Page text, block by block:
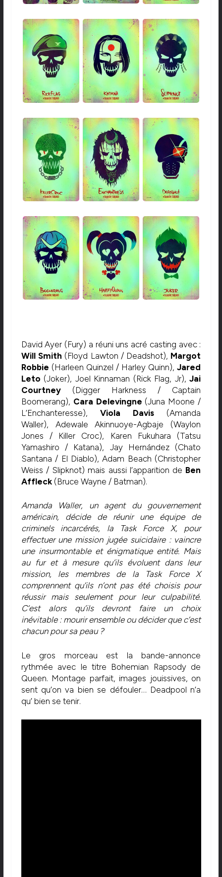
David Ayer (Fury) a réuni uns acré casting avec :
Will Smith (Floyd Lawton / Deadshot), Margot
Robbie (Harleen Quinzel / Harley Quinn),Jared
Leto (Joker), Joel Kinnaman (Rick Flag, Jr),Jai
Courtney(Digger Harkness / Captain
Boomerang), Cara Delevingne (Juna Moone /
L’Enchanteresse), Viola Davis (Amanda
Waller), Adewale Akinnuoye-Agbaje (Waylon
Jones / Killer Croc), Karen Fukuhara (Tatsu
Yamashiro / Katana), Jay Hernández (Chato
Santana / El Diablo), Adam Beach (Christopher
Weiss / Slipknot) mais aussi l’apparition de Ben
Affleck(Bruce Wayne / Batman).
Amanda Waller, un agent du gouvernement
américain, décide de réunir une équipe de
criminels incarcérés, la Task Force X, pour
effectuer une mission jugée suicidaire : vaincre
une insurmontable et énigmatique entité. Mais
au fur et à mesure qu’ils évoluent dans leur
mission, les membres de la Task Force X
comprennent qu’ils n’ont pas été choisis pour
réussir mais seulement pour leur culpabilité.
C’est alors qu’ils devront faire un choix
inévitable : mourir ensemble ou décider que c’est
chacun pour sa peau ?
Le gros morceau est la bande-annonce
rythmée avec le titre Bohemian Rapsody de
Queen. Montage parfait, images jouissives, on
sent qu’on va bien se défouler… Deadpool n’a
qu’ bien se tenir.